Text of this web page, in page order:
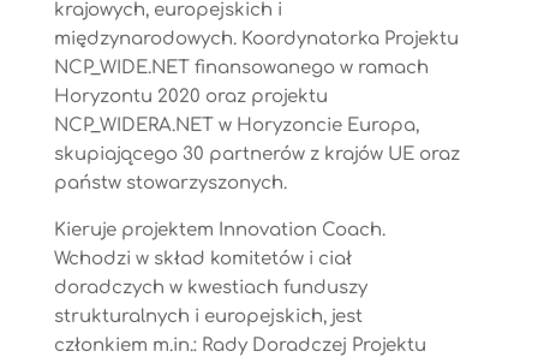
krajowych, europejskich i
międzynarodowych. Koordynatorka Projektu
NCP_WIDE.NET finansowanego w ramach
Horyzontu 2020 oraz projektu
NCP_WIDERA.NET w Horyzoncie Europa,
skupiającego 30 partnerów z krajów UE oraz
państw stowarzyszonych.
Kieruje projektem Innovation Coach.
Wchodzi w skład komitetów i ciał
doradczych w kwestiach funduszy
strukturalnych i europejskich, jest
członkiem m.in.: Rady Doradczej Projektu